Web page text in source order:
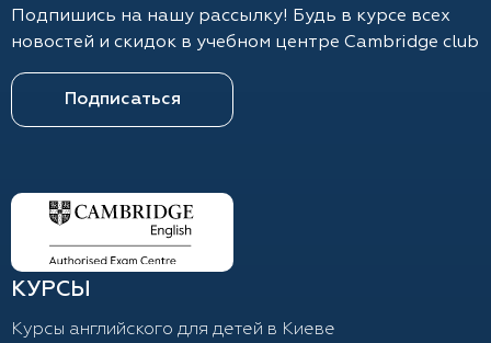
Подпишись на нашу рассылку! Будь в курсе всех
новостей и скидок в учебном центре Cambridge club
Подписаться
КУРСЫ
Курсы английского для детей в Киеве